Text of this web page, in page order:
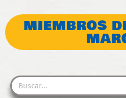
MIEMBROS